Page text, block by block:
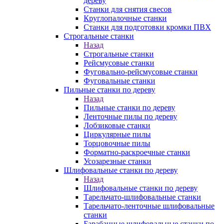
Станки для снятия свесов
Круглопалочные станки
Станки для подготовки кромки ПВХ
Строгальные станки
Назад
Строгальные станки
Рейсмусовые станки
Фуговально-рейсмусовые станки
Фуговальные станки
Пильные станки по дереву
Назад
Пильные станки по дереву
Ленточные пилы по дереву
Лобзиковые станки
Циркулярные пилы
Торцовочные пилы
Форматно-раскроечные станки
Усозарезные станки
Шлифовальные станки по дереву
Назад
Шлифовальные станки по дереву
Тарельчато-шлифовальные станки
Тарельчато-ленточные шлифовальные
станки